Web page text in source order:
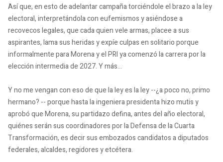
Así que, en esto de adelantar campaña torciéndole el brazo a la ley
electoral, interpretándola con eufemismos y asiéndose a
recovecos legales, que cada quien vele armas, placee a sus
aspirantes, lama sus heridas y expíe culpas en solitario porque
informalmente para Morena y el PRI ya comenzó la carrera por la
elección intermedia de 2027. Y más…
Y no me vengan con eso de que la ley es la ley --¿a poco no, primo
hermano? -- porque hasta la ingeniera presidenta hizo mutis y
aprobó que Morena, su partidazo defina, antes del año electoral,
quiénes serán sus coordinadores por la Defensa de la Cuarta
Transformación, es decir sus embozados candidatos a diputados
federales, alcaldes, regidores y etcétera.